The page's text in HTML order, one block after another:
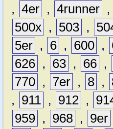
, 4er , 4runner ,
500x , 503 ,
5er , 6 , 600 ,
626 , 63 , 66 ,
770 , 7er , 8 ,
,
911 , 912 ,
959 , 968 , 9er